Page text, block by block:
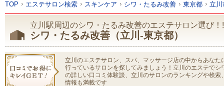
TOP エステサロン検索 スキンケア シワ・たるみ改善 東京都 立川
立川駅周辺のシワ・たるみ改善のエステサロン選び！!
シワ・たるみ改善（立川-東京都）
立川のエステサロン、スパ、マッサージ店の中からあな
行っているサロンを探してみましょう！立川のエステで
の詳しい口コミ体験談、立川のサロンのランキングや検
情報も満載です